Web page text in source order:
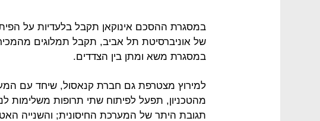
במסגרת ההסכם אינוקאן תקבל בלעדיות על
של אוניברסיטת תל אביב, תקבל תמלוגים
במסגרת משא ומתן בין הצדדים.
למירוץ מצטרפת גם חברת קנאסול, שיחד עם
מהטכניון, תפעל לפיתוח שתי תרופות משלימות
תגובת היתר של המערכת החיסונית; והשנייה